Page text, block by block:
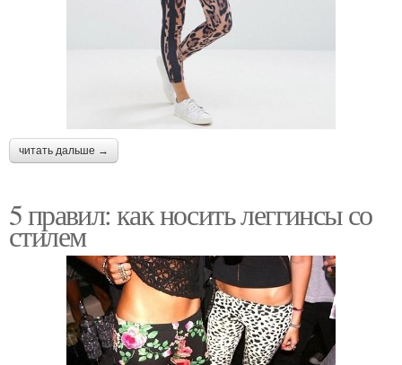
читать дальше →
5 правил: как носить леггинсы со
стилем